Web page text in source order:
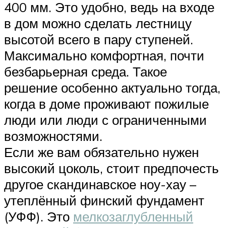
400 мм. Это удобно, ведь на входе
в дом можно сделать лестницу
высотой всего в пару ступеней.
Максимально комфортная, почти
безбарьерная среда. Такое
решение особенно актуально тогда,
когда в доме проживают пожилые
люди или люди с ограниченными
возможностями.
Если же вам обязательно нужен
высокий цоколь, стоит предпочесть
другое скандинавское ноу-хау –
утеплённый финский фундамент
(УФФ). Это мелкозаглубленный